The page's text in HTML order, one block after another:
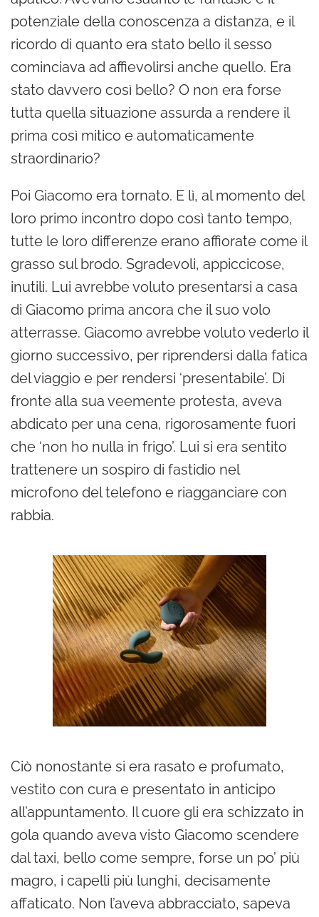
potenziale della conoscenza a distanza, e il
ricordo di quanto era stato bello il sesso
cominciava ad affievolirsi anche quello. Era
stato davvero così bello? O non era forse
tutta quella situazione assurda a rendere il
prima così mitico e automaticamente
straordinario?
Poi Giacomo era tornato. E lì, al momento del
loro primo incontro dopo così tanto tempo,
tutte le loro differenze erano affiorate come il
grasso sul brodo. Sgradevoli, appiccicose,
inutili. Lui avrebbe voluto presentarsi a casa
di Giacomo prima ancora che il suo volo
atterrasse. Giacomo avrebbe voluto vederlo il
giorno successivo, per riprendersi dalla fatica
del viaggio e per rendersi ‘presentabile’. Di
fronte alla sua veemente protesta, aveva
abdicato per una cena, rigorosamente fuori
che ‘non ho nulla in frigo’. Lui si era sentito
trattenere un sospiro di fastidio nel
microfono del telefono e riagganciare con
rabbia.
Ciò nonostante si era rasato e profumato,
vestito con cura e presentato in anticipo
all’appuntamento. Il cuore gli era schizzato in
gola quando aveva visto Giacomo scendere
dal taxi, bello come sempre, forse un po’ più
magro, i capelli più lunghi, decisamente
affaticato. Non l’aveva abbracciato, sapeva